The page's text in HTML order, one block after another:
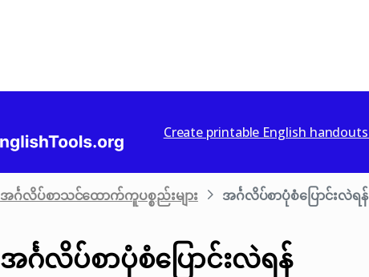
Create printable English handouts
အင်္ဂလိပ်စာသင်ထောက်ကူပစ္စည်းများ အင်္ဂလိပ်စာပုံစံပြောင်းလဲရန်
အင်္ဂလိပ်စာပုံစံပြောင်းလဲရန်